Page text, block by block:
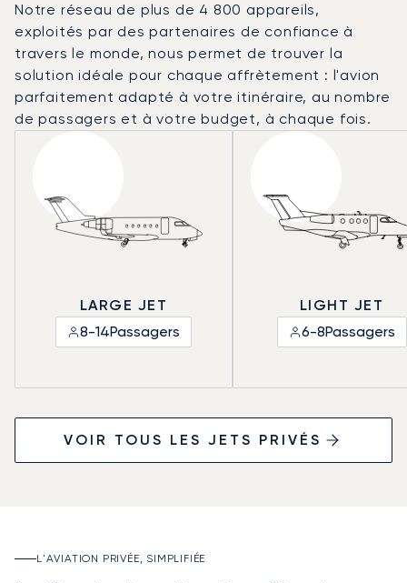
Notre réseau de plus de 4 800 appareils,
exploités par des partenaires de confiance à
travers le monde, nous permet de trouver la
solution idéale pour chaque affrètement : l'avion
parfaitement adapté à votre itinéraire, au nombre
de passagers et à votre budget, à chaque fois.
LARGE JET
8-14Passagers
LIGHT JET
6-8Passagers
VOIR TOUS LES JETS PRIVÉS
L'AVIATION PRIVÉE, SIMPLIFIÉE